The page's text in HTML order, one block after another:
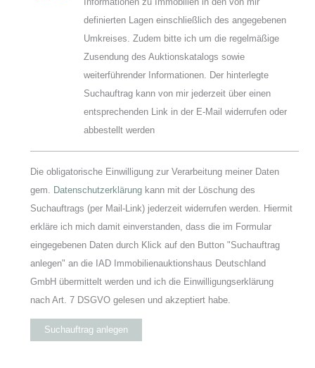
definierten Lagen einschließlich des angegebenen
Umkreises. Zudem bitte ich um die regelmäßige
Zusendung des Auktionskatalogs sowie
weiterführender Informationen. Der hinterlegte
Suchauftrag kann von mir jederzeit über einen
entsprechenden Link in der E-Mail widerrufen oder
abbestellt werden
Die obligatorische Einwilligung zur Verarbeitung meiner Daten
gem. Datenschutzerklärung kann mit der Löschung des
Suchauftrags (per Mail-Link) jederzeit widerrufen werden. Hiermit
erkläre ich mich damit einverstanden, dass die im Formular
eingegebenen Daten durch Klick auf den Button "Suchauftrag
anlegen" an die IAD Immobilienauktionshaus Deutschland
GmbH übermittelt werden und ich die Einwilligungserklärung
nach Art. 7 DSGVO gelesen und akzeptiert habe.
Suchauftrag anlegen